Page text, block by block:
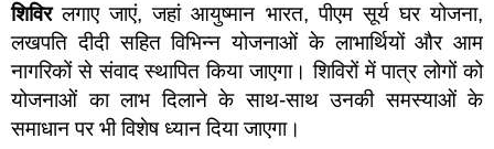
शिविरलगाए जाएं, जहां आयुष्मान भारत, पीएम सूर्य घर योजना,
लखपति दीदी सहित विभिन्न योजनाओं के लाभार्थियों और आम
नागरिकों से संवाद स्थापित किया जाएगा। शिविरों में पात्र लोगों को
योजनाओं का लाभ दिलाने के साथ-साथ उनकी समस्याओं के
समाधान पर भी विशेष ध्यान दिया जाएगा।